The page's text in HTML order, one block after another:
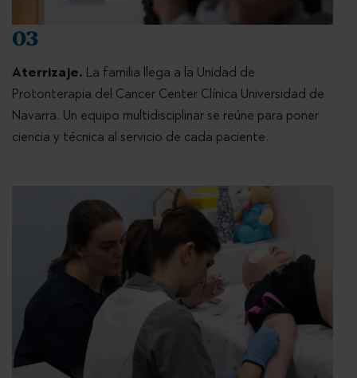
03
Aterrizaje. La familia llega a la Unidad de
Protonterapia del Cancer Center Clínica Universidad de
Navarra. Un equipo multidisciplinar se reúne para poner
ciencia y técnica al servicio de cada paciente.